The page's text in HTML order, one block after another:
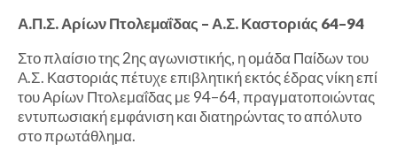
Α.Π.Σ. Αρίων Πτολεμαΐδας – Α.Σ. Καστοριάς 64–94
Στο πλαίσιο της 2ης αγωνιστικής, η ομάδα Παίδων του
Α.Σ. Καστοριάς πέτυχε επιβλητική εκτός έδρας νίκη επί
του Αρίων Πτολεμαΐδας με 94–64, πραγματοποιώντας
εντυπωσιακή εμφάνιση και διατηρώντας το απόλυτο
στο πρωτάθλημα.